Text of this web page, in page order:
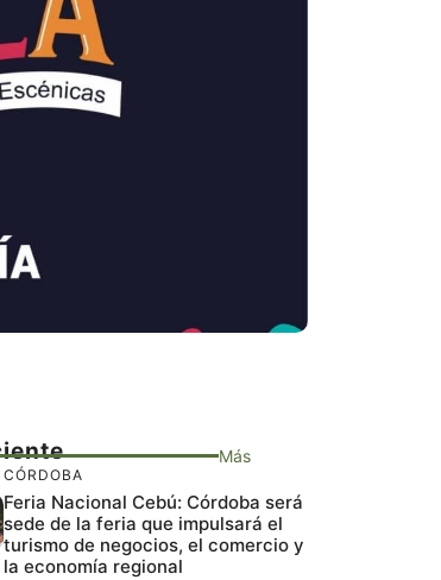
Más
CÓRDOBA
Feria Nacional Cebú: Córdoba será
sede de la feria que impulsará el
turismo de negocios, el comercio y
la economía regional